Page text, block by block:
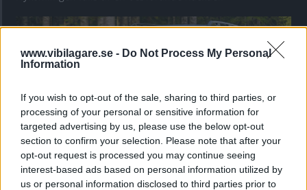
www.vibilagare.se - Do Not Process My Personal
Information
If you wish to opt-out of the sale, sharing to third parties, or
processing of your personal or sensitive information for
targeted advertising by us, please use the below opt-out
section to confirm your selection. Please note that after your
opt-out request is processed you may continue seeing
interest-based ads based on personal information utilized by
us or personal information disclosed to third parties prior to
”God chans att bli ny favorit”